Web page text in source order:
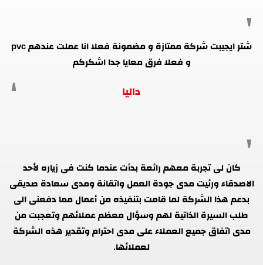
شتر ايجيبت شركة ممتازة و مضمونة فعلا انا عملت عندهم pvc
و فعلا فرق معايا جدا اشكركم
داليا
كان لى تجربة معهم رائعة بدأت عندما كنت فى زياره لأحد
الاصدقاء ورئيت مدى جودة العمل واتقانة ومدى سعادة صديقى
بدعم هذا الشركة لما قامت بتنفيذه من أعمال مما دفعنى الى
طلب السيرة الذاتية لهم وسؤال معظم عملائهم وتعجبت من
مدى اتفاق جميع العملاء على مدى احترام وتقدير هذه الشركة
لعملائها.